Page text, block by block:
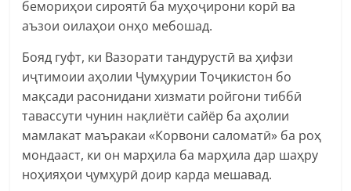
бемориҳои сироятӣ ба муҳоҷирони корӣ ва
аъзои оилаҳои онҳо мебошад.
Бояд гуфт, ки Вазорати тандурустӣ ва ҳифзи
иҷтимоии аҳолии Ҷумҳурии Тоҷикистон бо
мақсади расонидани хизмати ройгони тиббӣ
тавассути чунин нақлиёти сайёр ба аҳолии
мамлакат маъракаи «Корвони саломатӣ» ба роҳ
мондааст, ки он марҳила ба марҳила дар шаҳру
ноҳияҳои ҷумҳурӣ доир карда мешавад.